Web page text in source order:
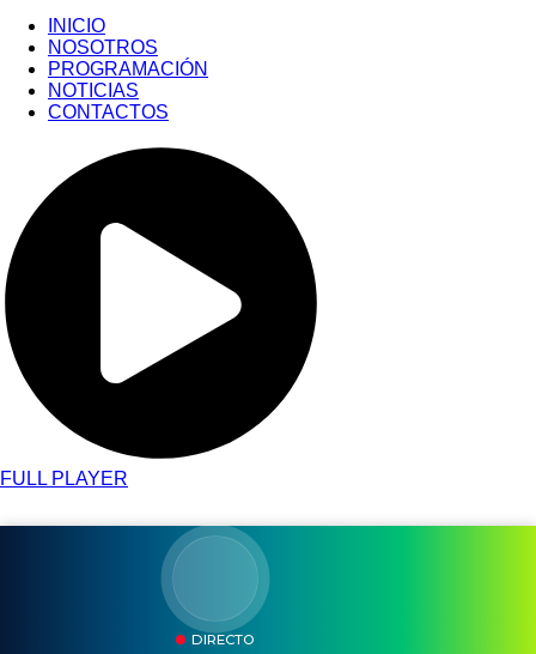
INICIO
NOSOTROS
PROGRAMACIÓN
NOTICIAS
CONTACTOS
FULL PLAYER
DIRECTO